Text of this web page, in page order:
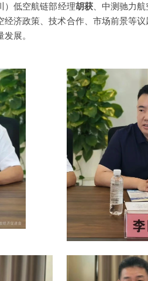
）低空航链部经理胡获、中测驰力
济政策、技术合作、市场前景等
展。